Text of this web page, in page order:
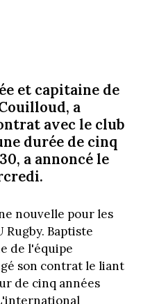
et capitaine de
a
avec le club
durée de cinq
a annoncé le
nouvelle pour les
Baptiste
de l'équipe
son contrat le liant
de cinq années